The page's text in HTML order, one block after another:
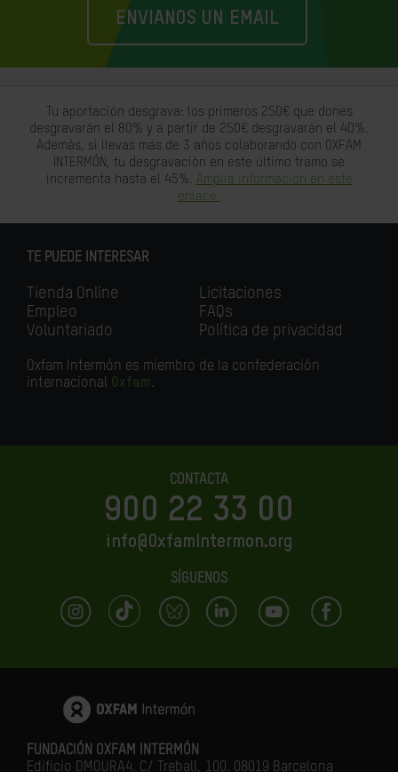
ENVIANOS UN EMAIL
Tu aportación desgrava: los primeros 250€ que dones
desgravarán el 80% y a partir de 250€ desgravarán el 40%.
Además, si llevas más de 3 años colaborando con OXFAM
INTERMÓN, tu desgravación en este último tramo se
incrementa hasta el 45%. Amplia información en este
enlace.
TE PUEDE INTERESAR
Tienda Online
Empleo
Voluntariado
Licitaciones
FAQs
Política de privacidad
Oxfam Intermón es miembro de la confederación
internacional Oxfam.
CONTACTA
900 22 33 00
info@OxfamIntermon.org
SÍGUENOS
FUNDACIÓN OXFAM INTERMÓN
Edificio DMOURA4. C/ Treball, 100. 08019 Barcelona